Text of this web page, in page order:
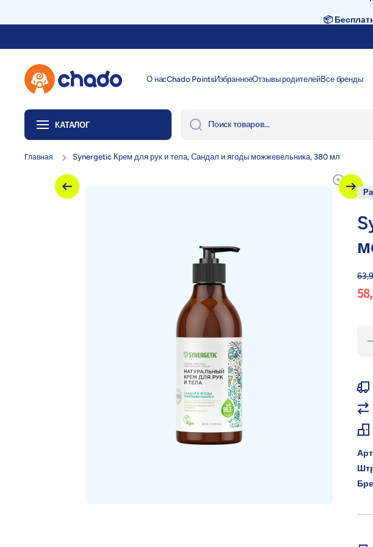
О насChado PointsИзбранноеОтзывы родителейВсе бренды
КАТАЛОГ Поиск товаров...
Главная Synergetic Крем для рук и тела, Сандал и ягоды можжевельника, 380 мл
Воспроизвести
видео